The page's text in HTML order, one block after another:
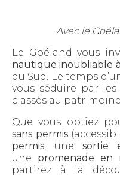
Avec le
Le Goéland vous
nautique inoubliable
du Sud. Le temps
vous séduire par
classés au
Que vous optiez
sans permis
permis, unesortie
une promenade
partirez à la